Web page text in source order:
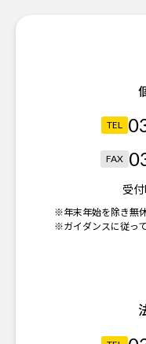
TEL
FAX
受付
※年末年始を除き無
※ガイダンスに従っ